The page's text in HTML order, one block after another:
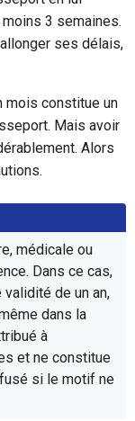
3 semaines.
ses délais,
mois constitue un
Mais avoir
Alors
médicale ou
Dans ce cas,
validité de un an,
dans la
à
et ne constitue
si le motif ne